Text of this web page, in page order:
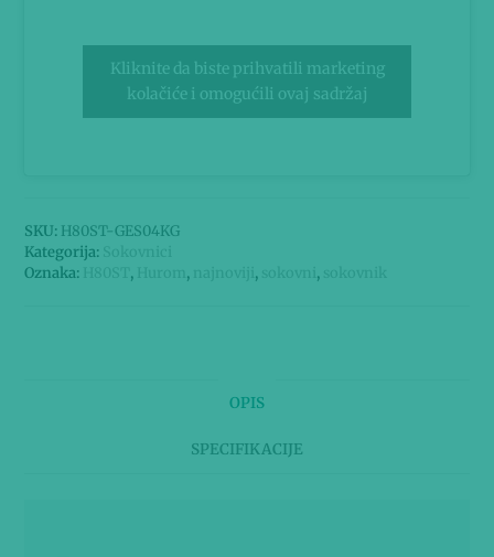
Kliknite da biste prihvatili marketing
kolačiće i omogućili ovaj sadržaj
SKU: H80ST-GES04KG
Kategorija:
Oznaka:
, , , ,
OPIS
SPECIFIKACIJE